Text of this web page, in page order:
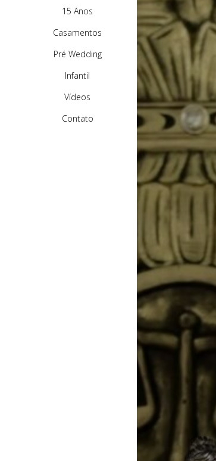
15 Anos
Casamentos
Pré Wedding
Infantil
Vídeos
Contato